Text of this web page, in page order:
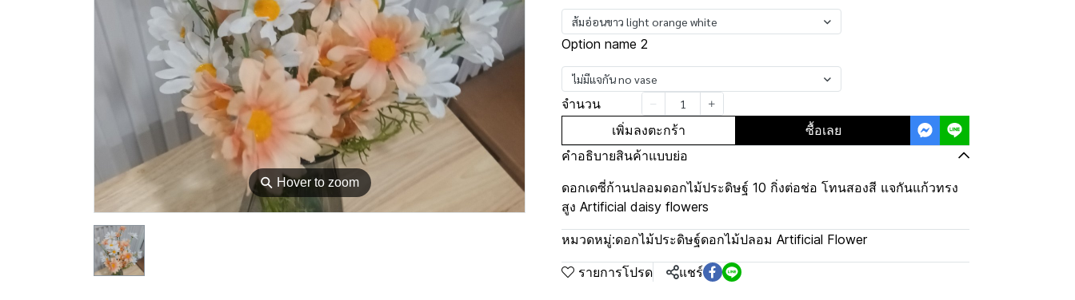
⚲ Hover to zoom
ส้มอ่อนขาว light orange white
Option name 2
ไม่มีแจกัน no vase
จำนวน
เพิ่มลงตะกร้า
ซื้อเลย
คำอธิบายสินค้าแบบย่อ
ดอกเดซี่ก้านปลอมดอกไม้ประดิษฐ์ 10 กิ่งต่อช่อ โทนสองสี แจกันแก้วทรง
สูง Artificial daisy flowers
หมวดหมู่:ดอกไม้ประดิษฐ์ดอกไม้ปลอม Artificial Flower
รายการโปรด แชร์